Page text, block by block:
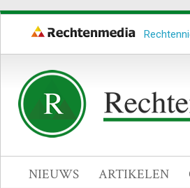
NIEUWS ARTIKELEN